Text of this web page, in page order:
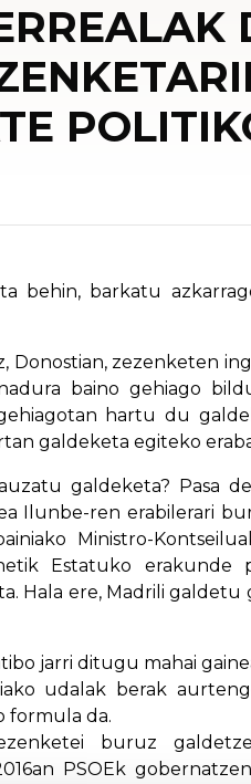
behin, barkatu
Donostian, zezenketen
baino gehiago
hartu du
galdeketa egiteko
galdeketa? Pasa
Ilunbe-ren erabilerari
Ministro-
Estatuko erakunde
Hala ere, Madrili
jarri ditugu mahai
udalak berak
formula da.
buruz
PSOEk